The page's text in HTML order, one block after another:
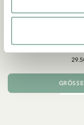
Shirt Pippi
GRÖSSE